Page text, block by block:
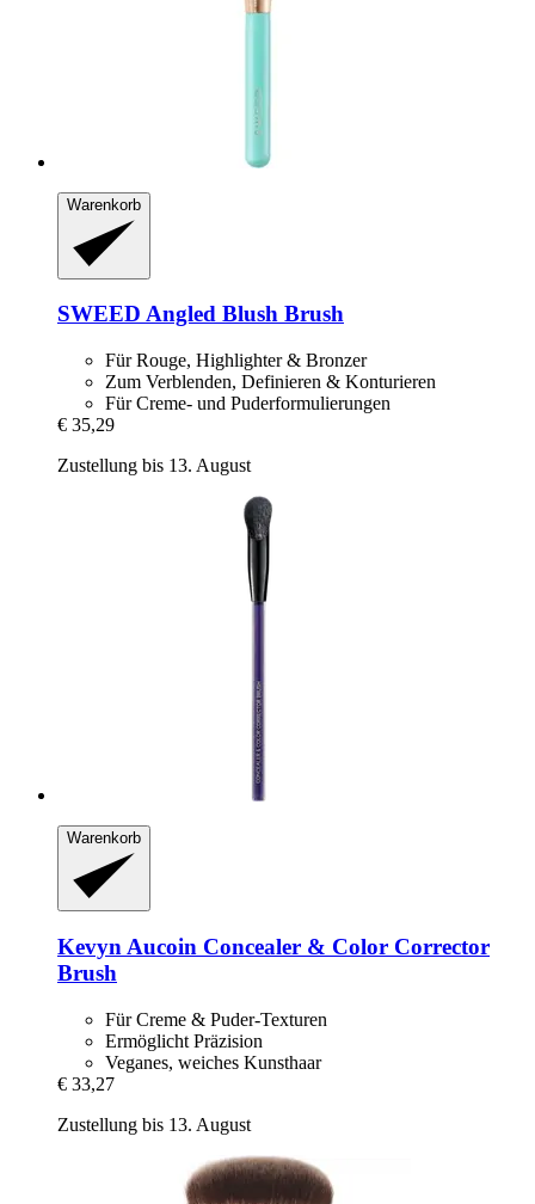
Warenkorb
SWEED Angled Blush Brush
Für Rouge, Highlighter & Bronzer
Zum Verblenden, Definieren & Konturieren
Für Creme- und Puderformulierungen
€ 35,29
Zustellung bis 13. August
Warenkorb
Kevyn Aucoin Concealer & Color Corrector
Brush
Für Creme & Puder-Texturen
Ermöglicht Präzision
Veganes, weiches Kunsthaar
€ 33,27
Zustellung bis 13. August